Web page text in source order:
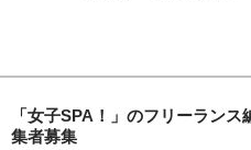
「女子SPA！」のフリーランス
集者募集